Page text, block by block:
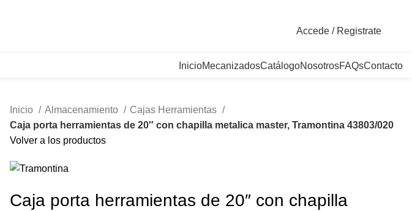
Accede / Registrate
InicioMecanizadosCatálogoNosotrosFAQsContacto
Inicio Almacenamiento
Cajas Herramientas
Caja porta herramientas de 20″ con chapilla metalica master, Tramontina 43803/020
Volver a los productos
Caja porta herramientas de 20″ con chapilla